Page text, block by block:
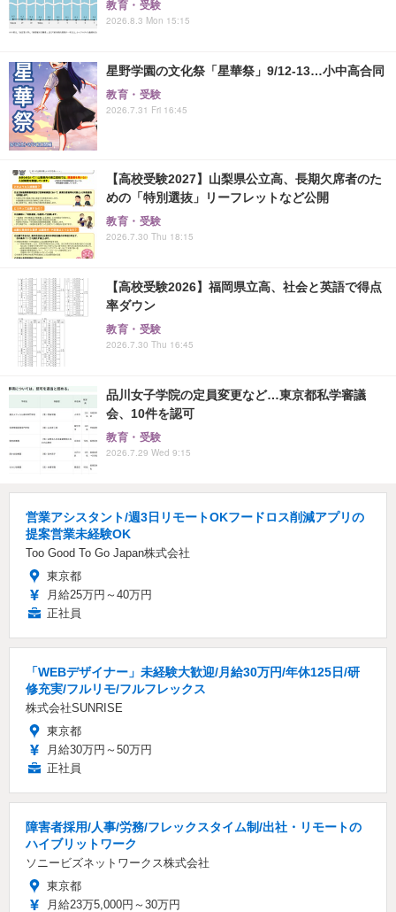
教育・受験
2026.8.3 Mon 15:15
星野学園の文化祭「星華祭」9/12-13…小中高合同
教育・受験
2026.7.31 Fri 16:45
【高校受験2027】山梨県公立高、長期欠席者のた
めの「特別選抜」リーフレットなど公開
教育・受験
2026.7.30 Thu 18:15
【高校受験2026】福岡県立高、社会と英語で得点
率ダウン
教育・受験
2026.7.30 Thu 16:45
品川女子学院の定員変更など…東京都私学審議
会、10件を認可
教育・受験
2026.7.29 Wed 9:15
営業アシスタント/週3日リモートOKフードロス削減アプリの
提案営業未経験OK
Too Good To Go Japan株式会社
東京都
月給25万円～40万円
正社員
「WEBデザイナー」未経験大歓迎/月給30万円/年休125日/研
修充実/フルリモ/フルフレックス
株式会社SUNRISE
東京都
月給30万円～50万円
正社員
障害者採用/人事/労務/フレックスタイム制/出社・リモートの
ハイブリットワーク
ソニービズネットワークス株式会社
東京都
月給23万5,000円～30万円